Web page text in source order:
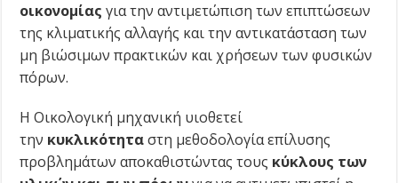
οικονομίας για την αντιμετώπιση των επιπτώσεων
της κλιματικής αλλαγής και την αντικατάσταση των
μη βιώσιμων πρακτικών και χρήσεων των φυσικών
πόρων.
Η Οικολογική μηχανική υιοθετεί
την κυκλικότηταστη μεθοδολογία επίλυσης
προβλημάτων αποκαθιστώντας τους κύκλους των